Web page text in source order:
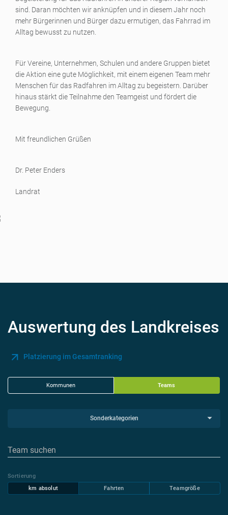
sind. Daran möchten wir anknüpfen und in diesem Jahr noch
mehr Bürgerinnen und Bürger dazu ermutigen, das Fahrrad im
Alltag bewusst zu nutzen.
Für Vereine, Unternehmen, Schulen und andere Gruppen bietet
die Aktion eine gute Möglichkeit, mit einem eigenen Team mehr
Menschen für das Radfahren im Alltag zu begeistern. Darüber
hinaus stärkt die Teilnahme den Teamgeist und fördert die
Bewegung.
Mit freundlichen Grüßen
Dr. Peter Enders
Landrat
Auswertung des Landkreises
Platzierung im Gesamtranking
Kommunen Teams
Sonderkategorien
Sortierung
km absolut
Fahrten Teamgröße